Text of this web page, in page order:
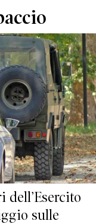
sulle